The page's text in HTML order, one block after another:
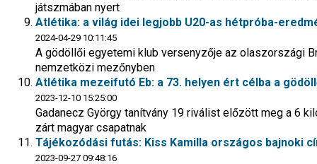
játszmában nyert
Atlétika: a világ idei legjobb U20-as hétpróba-
2024-04-29 10:11:45
A gödöllői egyetemi klub versenyzője az olaszországi
nemzetközi mezőnyben
Atlétika mezeifutó Eb: a 73. helyen ért célba a
2023-12-10 15:25:00
Gadanecz György tanítvány 19 riválist előzött meg a 6
zárt magyar csapatnak
Tájékozódási futás: Kiss Kamilla országos bajnoki
2023-09-27 09:48:16